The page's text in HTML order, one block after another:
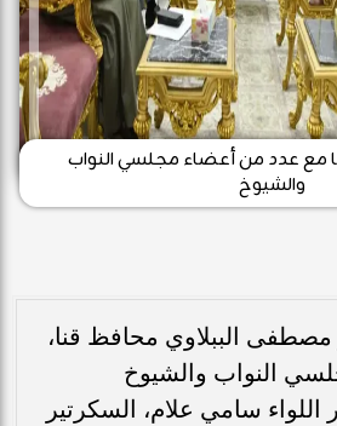
مع عدد من أعضاء مجلسي النواب
والشيوخ
مصطفى الببلاوي محافظ قنا،
النواب والشيوخ
سامي علام، السكرتير